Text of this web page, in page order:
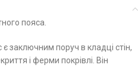
пояса.
заключним поруч в кладці стін,
і ферми покрівлі. Він